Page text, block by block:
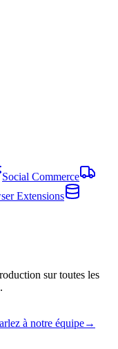
Social Commerce
Extensions
sur toutes les
à notre équipe→